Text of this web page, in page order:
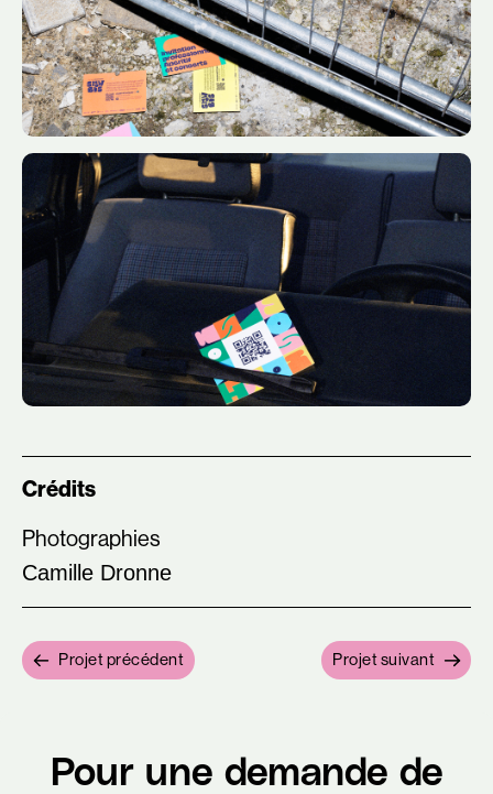
Crédits
Photographies
Camille Dronne
Projet précédent Projet suivant
Pour une demande de